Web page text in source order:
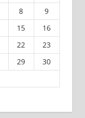
8
9
15
16
22
23
29
30